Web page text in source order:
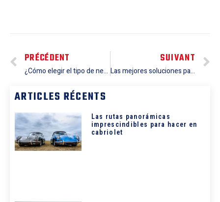
PRÉCÉDENT
¿Cómo elegir el tipo de neumáticos adecuado para tu descapotable?
SUIVANT
Las mejores soluciones para proteger su descapotable de la intemperie
ARTICLES RÉCENTS
Las rutas panorámicas
imprescindibles para hacer en
cabriolet